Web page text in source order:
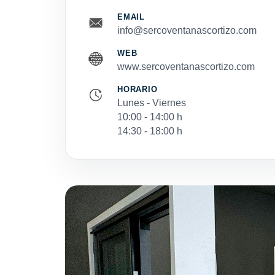
EMAIL
info@sercoventanascortizo.com
WEB
www.sercoventanascortizo.com
HORARIO
Lunes - Viernes
10:00 - 14:00 h
14:30 - 18:00 h